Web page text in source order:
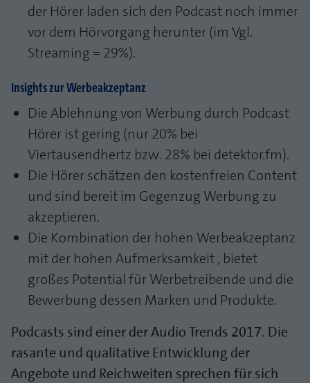
der Hörer laden sich den Podcast noch immer
vor dem Hörvorgang herunter (im Vgl.
Streaming = 29%).
Insights zur Werbeakzeptanz
Die Ablehnung von Werbung durch Podcast
Hörer ist gering (nur 20% bei
Viertausendhertz bzw. 28% bei detektor.fm).
Die Hörer schätzen den kostenfreien Content
und sind bereit im Gegenzug Werbung zu
akzeptieren.
Die Kombination der hohen Werbeakzeptanz
mit der hohen Aufmerksamkeit , bietet
großes Potential für Werbetreibende und die
Bewerbung dessen Marken und Produkte.
Podcasts sind einer der Audio Trends 2017. Die
rasante und qualitative Entwicklung der
Angebote und Reichweiten sprechen für sich